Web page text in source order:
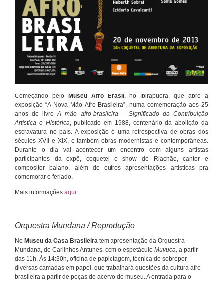
Começando pelo Museu Afro Brasil, no Ibirapuera, que abre a
exposição “A Nova Mão Afro-Brasileira”, numa comemoração aos 25
anos do livroA mão afro-brasileira – Significado da Contribuição
Artística e Histórica , publicado em 1988, centenário da abolição da
escravatura no país. A exposição é uma retrospectiva de obras dos
séculos XVII e XIX, e também obras modernistas e contemporâneas.
Durante o dia vai acontecer um encontro com alguns artistas
participantes da expô, coquetel e show do Riachão, cantor e
compositor baiano, além de outros apresentações artísticas pra
comemorar o feriado.
Mais informações aqui.
Orquestra Mundana / Reprodução
No Museu da Casa Brasileira tem apresentação da Orquestra
Mundana, de Carlinhos Antunes, com o espetáculo Muvuca, a partir
das 11h. Às 14:30h, oficina de papietagem, técnica de sobrepor
diversas camadas em papel, que trabalhará questões da cultura afro-
brasileira a partir de peças do acervo do museu. A entrada para o